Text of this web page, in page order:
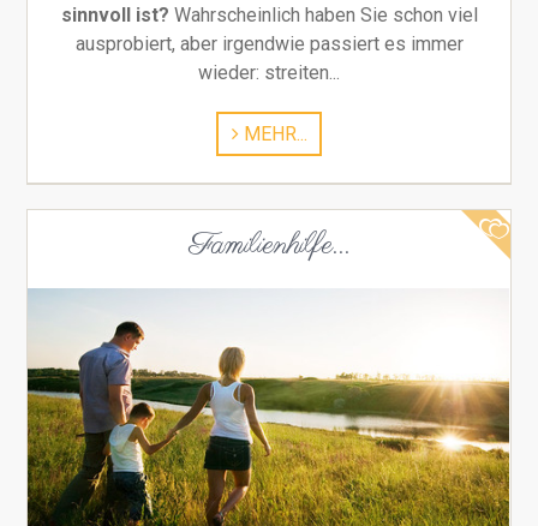
sinnvoll ist? Wahrscheinlich haben Sie schon viel
ausprobiert, aber irgendwie passiert es immer
wieder: streiten...
MEHR...
Familienhilfe...